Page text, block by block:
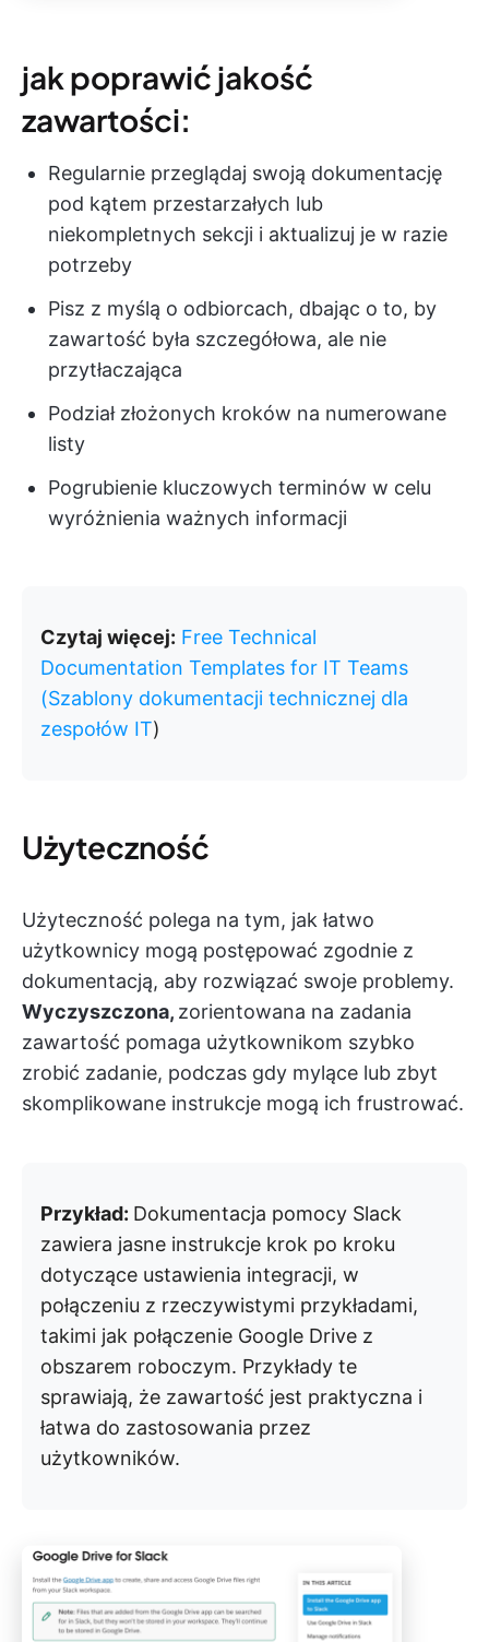
jak poprawić jakość
zawartości:
Regularnie przeglądaj swoją dokumentację
pod kątem przestarzałych lub
niekompletnych sekcji i aktualizuj je w razie
potrzeby
Pisz z myślą o odbiorcach, dbając o to, by
zawartość była szczegółowa, ale nie
przytłaczająca
Podział złożonych kroków na numerowane
listy
Pogrubienie kluczowych terminów w celu
wyróżnienia ważnych informacji
Czytaj więcej: Free Technical
Documentation Templates for IT Teams
(Szablony dokumentacji technicznej dla
zespołów IT)
Użyteczność
Użyteczność polega na tym, jak łatwo
użytkownicy mogą postępować zgodnie z
dokumentacją, aby rozwiązać swoje problemy.
Wyczyszczona, zorientowana na zadania
zawartość pomaga użytkownikom szybko
zrobić zadanie, podczas gdy mylące lub zbyt
skomplikowane instrukcje mogą ich frustrować.
Przykład: Dokumentacja pomocy Slack
zawiera jasne instrukcje krok po kroku
dotyczące ustawienia integracji, w
połączeniu z rzeczywistymi przykładami,
takimi jak połączenie Google Drive z
obszarem roboczym. Przykłady te
sprawiają, że zawartość jest praktyczna i
łatwa do zastosowania przez
użytkowników.